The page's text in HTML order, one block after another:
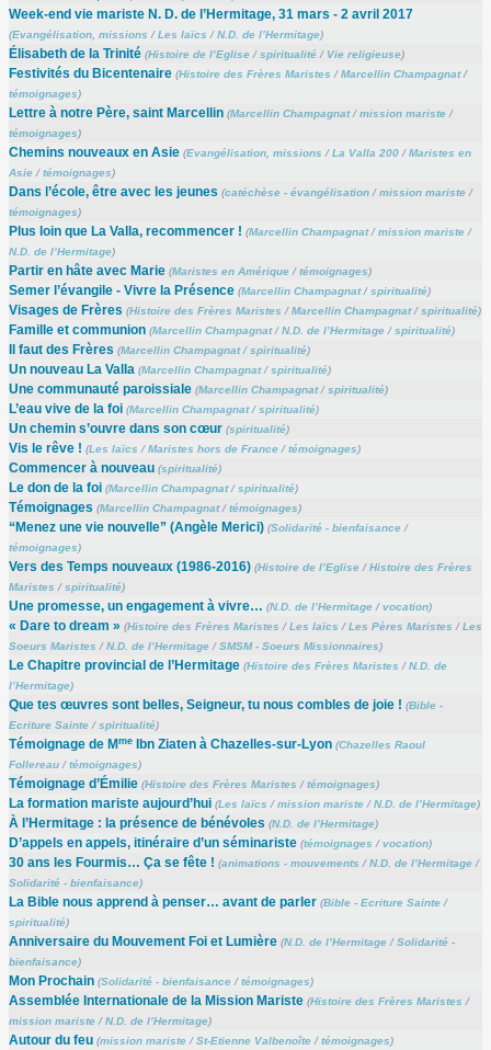
Week-end vie mariste N. D. de l’Hermitage, 31 mars - 2 avril 2017
(Evangélisation, missions /Les laïcs /N.D. de l’Hermitage)
Élisabeth de la Trinité (Histoire de l’Eglise/ spiritualité/ Vie religieuse)
Festivités du Bicentenaire (Histoire des Frères Maristes /Marcellin Champagnat/
témoignages)
Lettre à notre Père, saint Marcellin (Marcellin Champagnat/mission mariste/
témoignages)
Chemins nouveaux en Asie (Evangélisation, missions /La Valla 200/Maristes en
Asie/témoignages)
Dans l’école, être avec les jeunes (catéchèse - évangélisation/mission mariste/
témoignages)
Plus loin que La Valla, recommencer ! (Marcellin Champagnat/mission mariste/
N.D. de l’Hermitage)
Partir en hâte avec Marie (Maristes en Amérique/témoignages)
Semer l’évangile - Vivre la Présence (Marcellin Champagnat/spiritualité)
Visages de Frères (Histoire des Frères Maristes /Marcellin Champagnat/ spiritualité)
Famille et communion (Marcellin Champagnat/N.D. de l’Hermitage/spiritualité)
Il faut des Frères (Marcellin Champagnat/ spiritualité)
Un nouveau La Valla (Marcellin Champagnat/spiritualité)
Une communauté paroissiale (Marcellin Champagnat/ spiritualité)
L’eau vive de la foi (Marcellin Champagnat/spiritualité)
Un chemin s’ouvre dans son cœur (spiritualité)
Vis le rêve ! (Les laïcs /Maristes hors de France/témoignages)
Commencer à nouveau (spiritualité)
Le don de la foi (Marcellin Champagnat/spiritualité)
Témoignages (Marcellin Champagnat/témoignages)
“Menez une vie nouvelle” (Angèle Merici) (Solidarité - bienfaisance/
témoignages)
Vers des Temps nouveaux (1986-2016) (Histoire de l’Eglise/Histoire des Frères
Maristes / spiritualité)
Une promesse, un engagement à vivre… (N.D. de l’Hermitage/vocation)
« Dare to dream » (Histoire des Frères Maristes /Les laïcs /Les Pères Maristes /Les
Soeurs Maristes /N.D. de l’Hermitage/SMSM - Soeurs Missionnaires)
Le Chapitre provincial de l’Hermitage (Histoire des Frères Maristes /N.D. de
l’Hermitage)
Que tes œuvres sont belles, Seigneur, tu nous combles de joie ! (Bible -
Ecriture Sainte/ spiritualité)
Témoignage de MmeIbn Ziaten à Chazelles-sur-Lyon (Chazelles Raoul
Follereau/témoignages)
Témoignage d’Émilie (Histoire des Frères Maristes /témoignages)
La formation mariste aujourd’hui (Les laïcs /mission mariste/N.D. de l’Hermitage)
À l’Hermitage : la présence de bénévoles (N.D. de l’Hermitage)
D’appels en appels, itinéraire d’un séminariste (témoignages /vocation)
30 ans les Fourmis… Ça se fête ! (animations - mouvements /N.D. de l’Hermitage/
Solidarité - bienfaisance)
La Bible nous apprend à penser… avant de parler (Bible - Ecriture Sainte/
spiritualité)
Anniversaire du Mouvement Foi et Lumière (N.D. de l’Hermitage/Solidarité -
bienfaisance)
Mon Prochain (Solidarité - bienfaisance/témoignages)
Assemblée Internationale de la Mission Mariste (Histoire des Frères Maristes /
mission mariste/N.D. de l’Hermitage)
Autour du feu (mission mariste/St-Etienne Valbenoîte/témoignages)